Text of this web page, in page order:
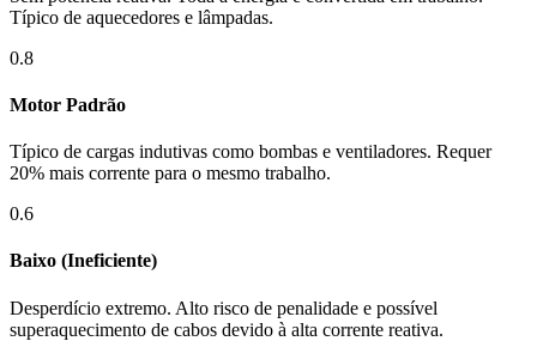
Típico de aquecedores e lâmpadas.
0.8
Motor Padrão
Típico de cargas indutivas como bombas e ventiladores. Requer
20% mais corrente para o mesmo trabalho.
0.6
Baixo (Ineficiente)
Desperdício extremo. Alto risco de penalidade e possível
superaquecimento de cabos devido à alta corrente reativa.